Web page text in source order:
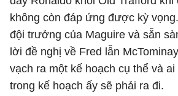
không còn đáp ứng được kỳ
đội trưởng của Maguire và sẵn
lời đề nghị về Fred lẫn
vạch ra một kế hoạch cụ thể và ai
trong kế hoạch ấy sẽ phải ra đi.